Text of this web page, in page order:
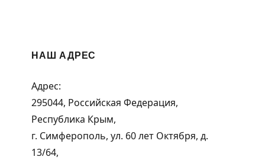
НАШ АДРЕС
Адрес:
295044, Российская Федерация,
Республика Крым,
г. Симферополь, ул. 60 лет Октября, д.
13/64,